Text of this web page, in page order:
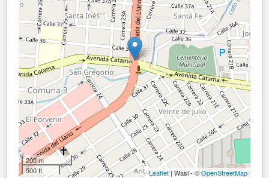
200 m
500 ft
Leaflet| Wasi - ©OpenStreetMap